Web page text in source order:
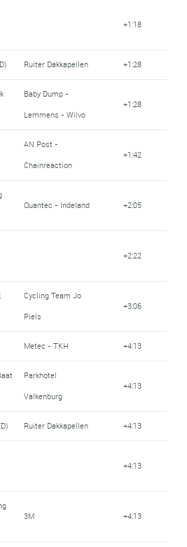
+1:18
Ruiter Dakkapellen +1:28
Baby Dump -
Lemmens - Wilvo
+1:28
AN Post -
Chainreaction
+1:42
Quantec - Indeland +2:05
+2:22
Cycling Team Jo
Piels
+3:06
Metec - TKH +4:13
Parkhotel
Valkenburg
+4:13
Ruiter Dakkapellen +4:13
+4:13
3M +4:13